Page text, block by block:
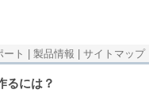
ート 製品情報 サイトマップ
るには？